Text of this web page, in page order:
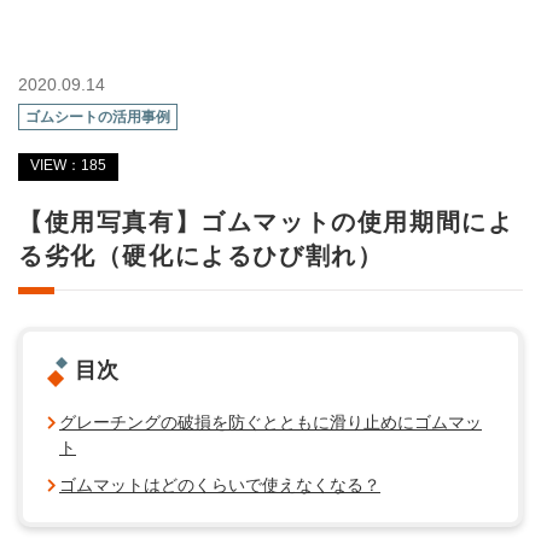
2020.09.14
ゴムシートの活用事例
VIEW：185
【使用写真有】ゴムマットの使用期間によ
る劣化（硬化によるひび割れ）
目次
グレーチングの破損を防ぐとともに滑り止めにゴムマッ
ト
ゴムマットはどのくらいで使えなくなる？